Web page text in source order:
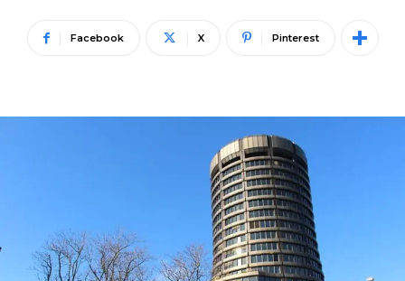
Facebook X Pinterest